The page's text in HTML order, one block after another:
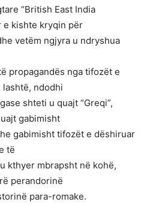
“British East India
e kishte kryqin për
vetëm ngjyra u ndryshua
propagandës nga tifozët e
lashtë, ndodhi
shteti u quajt “Greqi”,
gabimisht
gabimisht tifozët e dëshiruar
të
kthyer mbrapsht në kohë,
perandorinë
para-romake.